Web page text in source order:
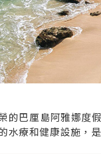
的巴厘島阿雅娜度
水療和健康設施，